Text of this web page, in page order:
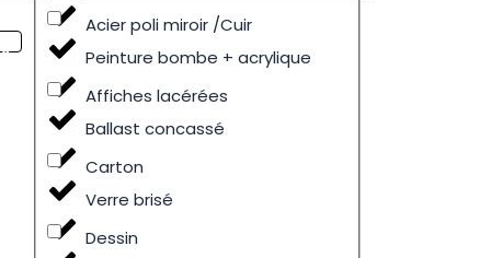
Acier poli miroir /Cuir
Affiches lacérées
Carton
Dessin
Peinture bombe + acrylique
Ballast concassé
Verre brisé